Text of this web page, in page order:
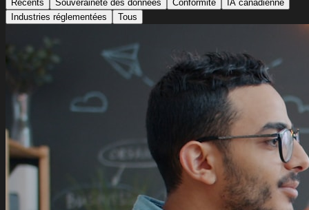
Récents Souveraineté des données Conformité
IA canadienne
Industries réglementées
Tous